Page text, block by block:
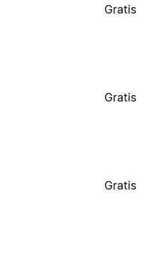
Gratis
Gratis
Gratis